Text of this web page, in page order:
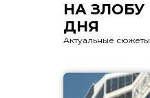
НА ЗЛОБУ
ДНЯ
Актуальные сюжеты